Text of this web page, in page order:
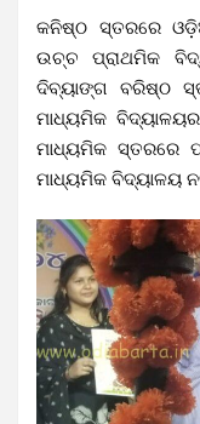
କନିଷ୍ଠ ସ୍ତରରେ
ଉଚ୍ଚ ପ୍ରାଥମିକ
ଦିବ୍ୟାଙ୍ଗ ବରିଷ୍ଠ
ମାଧ୍ୟମିକ
ମାଧ୍ୟମିକ ସ୍ତରରେ
ମାଧ୍ୟମିକ ବିଦ୍ୟାଳୟ